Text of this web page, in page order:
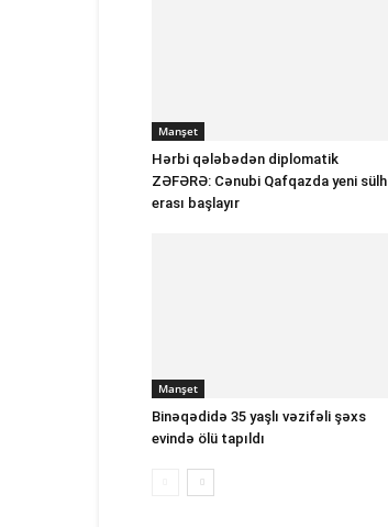
Manşet
Hərbi qələbədən diplomatik
ZƏFƏRƏ: Cənubi Qafqazda yeni sülh
erası başlayır
Manşet
Binəqədidə 35 yaşlı vəzifəli şəxs
evində ölü tapıldı